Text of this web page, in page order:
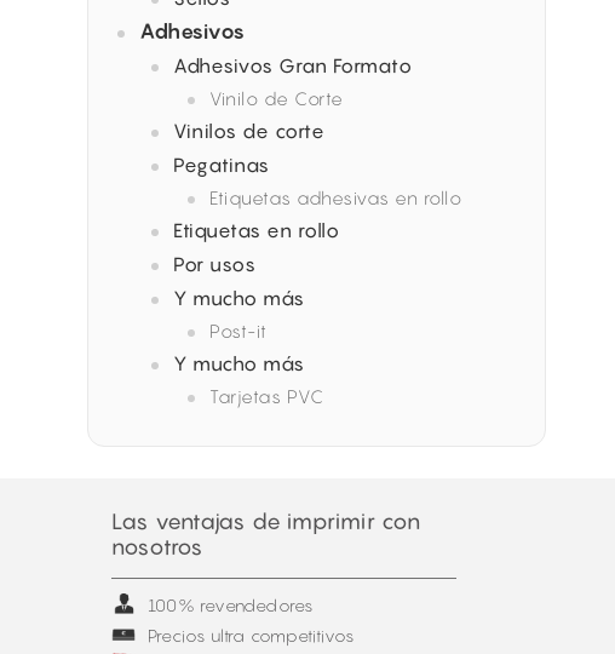
Adhesivos
Adhesivos Gran Formato
Vinilo de Corte
Vinilos de corte
Pegatinas
Etiquetas adhesivas en rollo
Etiquetas en rollo
Por usos
Y mucho más
Post-it
Y mucho más
Tarjetas PVC
Las ventajas de imprimir con
nosotros
100% revendedores
Precios ultra competitivos